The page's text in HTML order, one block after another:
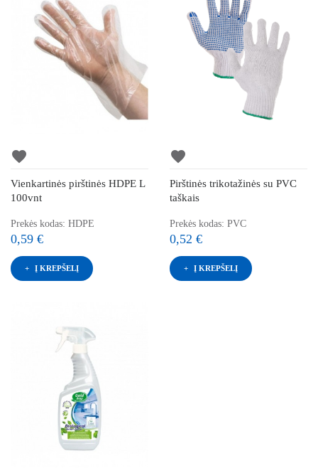
favorite
Vienkartinės pirštinės HDPE L
100vnt
Prekės kodas: HDPE
0,59 €
Į KREPŠELĮ
favorite
Pirštinės trikotažinės su PVC
taškais
Prekės kodas: PVC
0,52 €
Į KREPŠELĮ